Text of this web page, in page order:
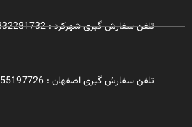
تلفن سفارش گیری شهرکرد : 03832281732 - 09127215968
تلفن سفارش گیری اصفهان : 09055197726